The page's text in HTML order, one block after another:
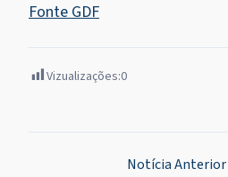
Fonte GDF
Vizualizações:0
NavegaçãoNotícia Anterior